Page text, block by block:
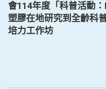
會114年度「科普活動
塑膠在地研究到全齡科
培力工作坊